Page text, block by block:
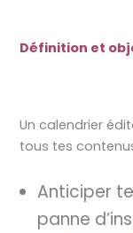
Définition et
Un calendrier
tous tes
Anticiper
panne